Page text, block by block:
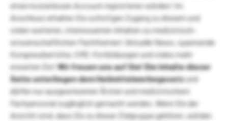
einen kostenlosen Account registrieren würden! Im
Anschluss erhalten Sie sofortigen Zugang zu diesem und
vielen weiteren, interessanten Inhalten zu medizinisch-
wissenschaftlichen Fachthemen! Aktuelle News, spannende
Kongressberichte, CME-Fortbildungen und vieles mehr
erwarten Sie!Wir freuen uns auf Sie!Die Inhalte dieser
Seite unterliegen dem Heilmittelwerbegesetzund
dürfen nur ausgewiesenen Ärzten und medizinischem
Fachpersonal zugänglich gemacht werden. Wenn Sie der
Ansicht sind, dass Sie zu dieser Zielgruppe gehören, würden